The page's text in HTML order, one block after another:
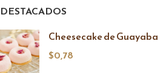
DESTACADOS
Cheesecake de Guayaba
$0,78